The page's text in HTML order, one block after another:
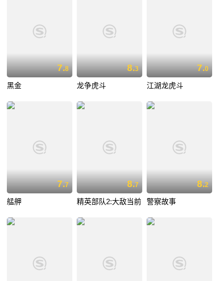
7.8
黑金
8.3
龙争虎斗
7.0
江湖龙虎斗
7.7
艋舺
8.7
精英部队2:大敌当前
8.2
警察故事